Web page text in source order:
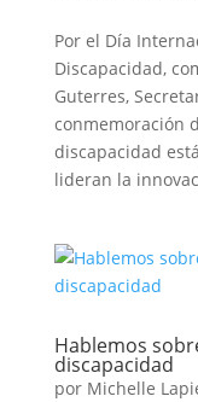
Por el Día
Discapacidad,
Guterres,
conmemoración
discapacidad
lideran la
Hablemos
discapacidad
por Michelle